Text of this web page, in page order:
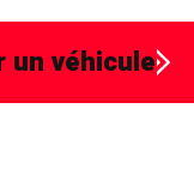
un véhicule